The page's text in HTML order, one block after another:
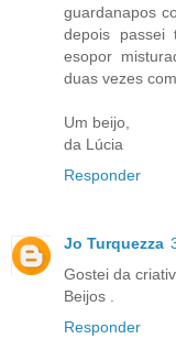
guardanapos
depois passei
esopor
duas vezes
Um beijo,
da Lúcia
Responder
Jo Turquezza
Gostei da
Beijos .
Responder